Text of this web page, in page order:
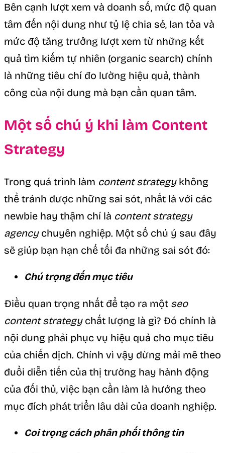
Bên cạnh lượt xem và doanh số, mức độ quan
tâm đến nội dung như tỷ lệ chia sẻ, lan tỏa và
mức độ tăng trưởng lượt xem từ những kết
quả tìm kiếm tự nhiên (organic search) chính
là những tiêu chí đo lường hiệu quả, thành
công của nội dung mà bạn cần quan tâm.
Một số chú ý khi làm Content
Strategy
Trong quá trình làm content strategy không
thể tránh được những sai sót, nhất là với các
newbie hay thậm chí là content strategy
agency chuyên nghiệp. Một số chú ý sau đây
sẽ giúp bạn hạn chế tối đa những sai sót đó:
Chú trọng đến mục tiêu
Điều quan trọng nhất để tạo ra một seo
content strategy chất lượng là gì? Đó chính là
nội dung phải phục vụ hiệu quả cho mục tiêu
của chiến dịch. Chính vì vậy đừng mải mê theo
đuổi diễn tiến của thị trường hay hành động
của đối thủ, việc bạn cần làm là hướng theo
mục đích phát triển lâu dài của doanh nghiệp.
Coi trọng cách phân phối thông tin